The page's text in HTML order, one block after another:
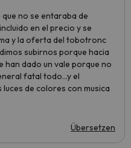
no se entaraba de
en el precio y se
y la oferta del tobotronc
subirnos porque hacia
han dado un vale porque no
fatal todo...y el
luces de colores con musica
Übersetzen